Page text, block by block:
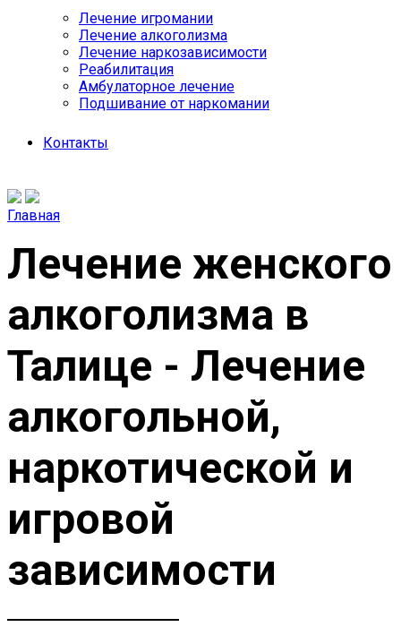
Лечение игромании
Лечение алкоголизма
Лечение наркозависимости
Реабилитация
Амбулаторное лечение
Подшивание от наркомании
Контакты
Главная
Лечение женского
алкоголизма в
Талице - Лечение
алкогольной,
наркотической и
игровой
зависимости